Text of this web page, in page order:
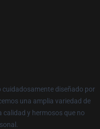
diseñado por
una amplia variedad de
y hermosos que no